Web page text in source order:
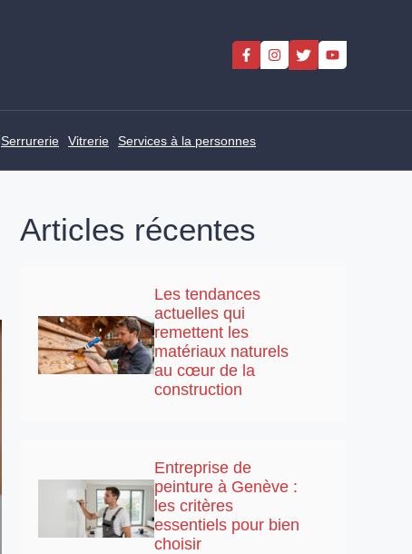
Serrurerie Vitrerie Services à la personnes
Articles récentes
Les tendances
actuelles qui
remettent les
matériaux naturels
au cœur de la
construction
Entreprise de
peinture à Genève :
les critères
essentiels pour bien
choisir